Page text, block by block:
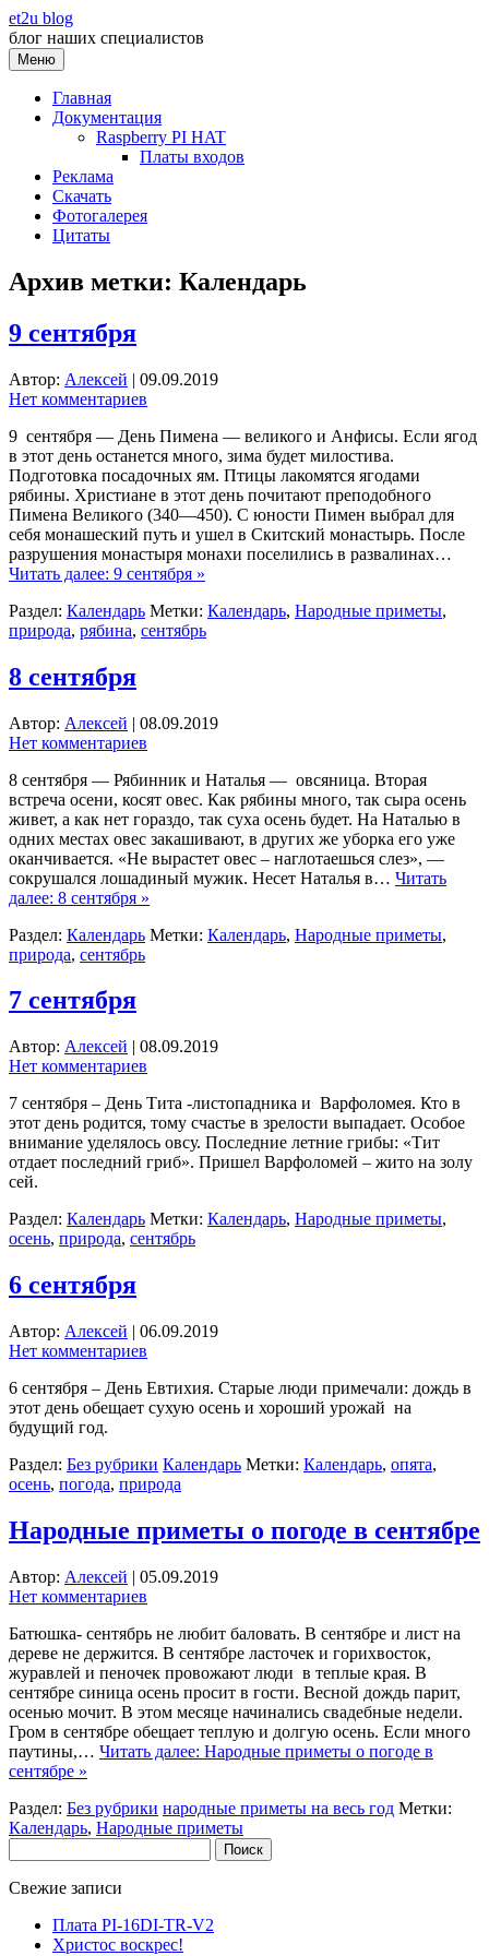
Перейти
к
содержимому
et2u blog
блог наших специалистов
Меню
Главная
Документация
Raspberry PI HAT
Платы входов
Реклама
Скачать
Фотогалерея
Цитаты
Архив метки: Календарь
9 сентября
Автор: Алексей | 09.09.2019
Нет комментариев
9 сентября — День Пимена — великого и Анфисы. Если ягод
в этот день останется много, зима будет милостива.
Подготовка посадочных ям. Птицы лакомятся ягодами
рябины. Христиане в этот день почитают преподобного
Пимена Великого (340—450). С юности Пимен выбрал для
себя монашеский путь и ушел в Скитский монастырь. После
разрушения монастыря монахи поселились в развалинах…
Читать далее: 9 сентября »
Раздел: Календарь Метки: Календарь, Народные приметы,
природа, рябина, сентябрь
8 сентября
Автор: Алексей | 08.09.2019
Нет комментариев
8 сентября — Рябинник и Наталья — овсяница. Вторая
встреча осени, косят овес. Как рябины много, так сыра осень
живет, а как нет гораздо, так суха осень будет. На Наталью в
одних местах овес закашивают, в других же уборка его уже
оканчивается. «Не вырастет овес – наглотаешься слез», —
сокрушался лошадиный мужик. Несет Наталья в… Читать
далее: 8 сентября »
Раздел: Календарь Метки: Календарь, Народные приметы,
природа, сентябрь
7 сентября
Автор: Алексей | 08.09.2019
Нет комментариев
7 сентября – День Тита -листопадника и Варфоломея. Кто в
этот день родится, тому счастье в зрелости выпадает. Особое
внимание уделялось овсу. Последние летние грибы: «Тит
отдает последний гриб». Пришел Варфоломей – жито на золу
сей.
Раздел: Календарь Метки: Календарь, Народные приметы,
осень, природа, сентябрь
6 сентября
Автор: Алексей | 06.09.2019
Нет комментариев
6 сентября – День Евтихия. Старые люди примечали: дождь в
этот день обещает сухую осень и хороший урожай на
будущий год.
Раздел: Без рубрики Календарь Метки: Календарь, опята,
осень, погода, природа
Народные приметы о погоде в сентябре
Автор: Алексей | 05.09.2019
Нет комментариев
Батюшка- сентябрь не любит баловать. В сентябре и лист на
дереве не держится. В сентябре ласточек и горихвосток,
журавлей и пеночек провожают люди в теплые края. В
сентябре синица осень просит в гости. Весной дождь парит,
осенью мочит. В этом месяце начинались свадебные недели.
Гром в сентябре обещает теплую и долгую осень. Если много
паутины,… Читать далее: Народные приметы о погоде в
сентябре »
Раздел: Без рубрики народные приметы на весь год Метки:
Календарь, Народные приметы
Свежие записи
Плата PI-16DI-TR-V2
Христос воскрес!